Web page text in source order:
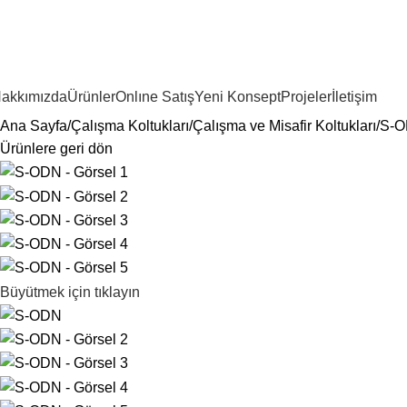
ÜrünlerOnlıne SatışYeni KonseptProjeler İletişim
Ana Sayfa Çalışma Koltukları Çalışma ve Misafir Koltukları S-
Ürünlere geri dön
Büyütmek için tıklayın